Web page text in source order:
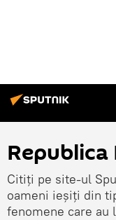
Citiți pe site-ul
oameni ieșiți din
fenomene care au